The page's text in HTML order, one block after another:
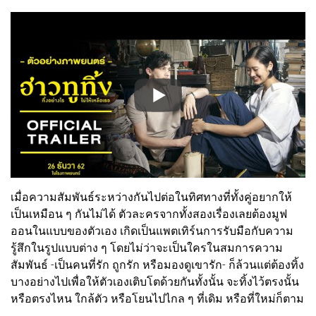
เมื่อความสัมพันธ์ระหว่างกันไปต่อในทิศทางที่ทั้งคู่อยากให้
เป็นเหมือน ๆ กันไม่ได้ ตัวละครจากทั้งสองเรื่องเลยต้องมูฟ
ออนในแบบของตัวเอง เกิดเป็นแพตเทิร์นการรับมือกับความ
รู้สึกในรูปแบบต่าง ๆ โดยไม่ว่าจะเป็นใครในสมการความ
สัมพันธ์ -เป็นคนที่รัก ถูกรัก หรือมองดูเขารัก- ก็ล้วนแต่ต้องทิ้ง
บางอย่างไปเพื่อให้ตัวเองเติบโตด้วยกันทั้งนั้น จะทิ้งไว้ตรงนั้น
หรือตรงไหน ใกล้ตัว หรือโยนไปไกล ๆ ที่เดิม หรือที่ใหม่ก็ตาม